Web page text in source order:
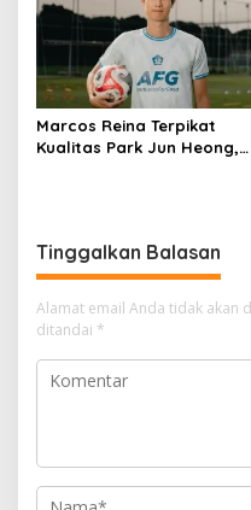
Marcos Reina Terpikat
Kualitas Park Jun Heong,
Tinggalkan Balasan
Alamat email Anda tidak akan
ditandai *